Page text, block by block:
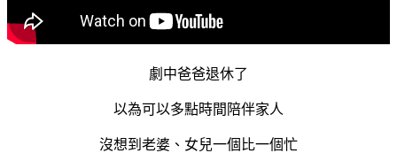
劇中爸爸退休了
以為可以多點時間陪伴家人
沒想到老婆、女兒一個比一個忙